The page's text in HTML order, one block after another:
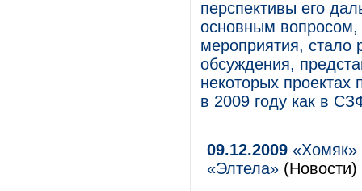
перспективы его
основным вопросом,
мероприятия, стало
обсуждения,
некоторых проектах
в 2009 году как в
09.12.2009 «Хомяк»
«Элтела» (Новости)